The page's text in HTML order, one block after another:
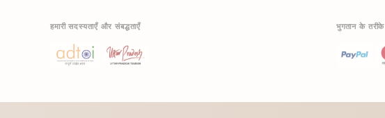
हमारी सदस्यताएँ और संबद्धताएँ भुगतान के तरीके